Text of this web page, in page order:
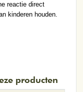
reactie direct
kinderen houden.
producten